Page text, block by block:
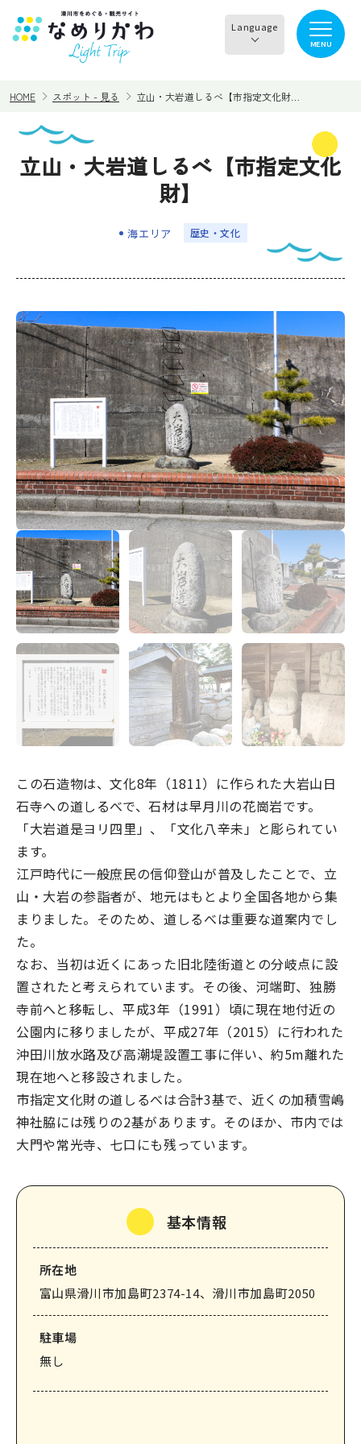
Language
한국어
简体中文
MENU
見る 食べる
イベント情報 なめりかわめぐり
レンタサイクル 滑川から○○へ！サイク
リングコース
宿場町を歩こう！なめり
かわ宿場回廊
HOME
お知らせ
なめりかワット？
滑川ってどんなところ？
写真で見るなめりかわ
滑川とホタルイカ
なめりかわ"達人"名鑑
デジタルパンフレット
アクセス
なめりかわ観光パートナー
会員入会案内
会員紹介
お問い合わせ
滑川市観光協会について
サイトマップ このサイトについて
HOME スポット - 見る 立山・大岩道しるべ【市指定文化財…
立山・大岩道しるべ【市指定文化
財】
海エリア 歴史・文化
この石造物は、文化8年（1811）に作られた大岩山日
石寺への道しるべで、石材は早月川の花崗岩です。
「大岩道是ヨリ四里」、「文化八辛未」と彫られてい
ます。
江戸時代に一般庶民の信仰登山が普及したことで、立
山・大岩の参詣者が、地元はもとより全国各地から集
まりました。そのため、道しるべは重要な道案内でし
た。
なお、当初は近くにあった旧北陸街道との分岐点に設
置されたと考えられています。その後、河端町、独勝
寺前へと移転し、平成3年（1991）頃に現在地付近の
公園内に移りましたが、平成27年（2015）に行われた
沖田川放水路及び高潮堤設置工事に伴い、約5m離れた
現在地へと移設されました。
市指定文化財の道しるべは合計3基で、近くの加積雪嶋
神社脇には残りの2基があります。そのほか、市内では
大門や常光寺、七口にも残っています。
基本情報
所在地
富山県滑川市加島町2374-14、滑川市加島町2050
駐⾞場
無し